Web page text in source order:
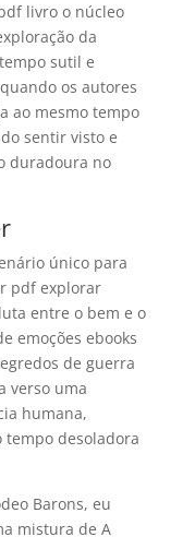
livro o núcleo
da
sutil e
os autores
ao mesmo tempo
sentir visto e
duradoura no
único para
pdf explorar
entre o bem e o
emoções ebooks
de guerra
verso uma
humana,
tempo desoladora
Barons, eu
mistura de A